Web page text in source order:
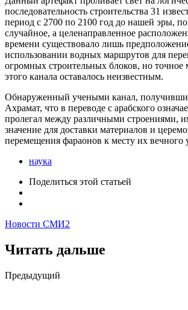
последовательность строительства 31
период с 2700 по 2100 год до нашей эры,
случайное, а целенаправленное
времени существовало лишь
использовании водных маршрутов для
огромных строительных блоков, но точное
этого канала оставалось неизвестным.
Обнаруженный учеными канал,
Ахрамат, что в переводе с арабского
пролегал между различными строениями,
значение для доставки материалов и
перемещения фараонов к месту их вечного
наука
Поделиться этой статьей
Новости СМИ2
Читать дальше
Post
Предыдущий